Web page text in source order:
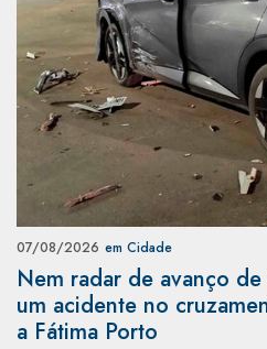
07/08/2026 em Cidade
Nem radar de avanço
um acidente no
a Fátima Porto